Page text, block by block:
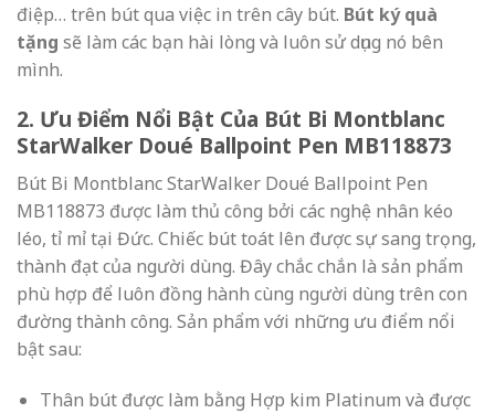
điệp… trên bút qua việc in trên cây bút. Bút ký quà
tặng sẽ làm các bạn hài lòng và luôn sử dụng nó bên
mình.
2. Ưu Điểm Nổi Bật Của Bút Bi Montblanc
StarWalker Doué Ballpoint Pen MB118873
Bút Bi Montblanc StarWalker Doué Ballpoint Pen
MB118873 được làm thủ công bởi các nghệ nhân kéo
léo, tỉ mỉ tại Đức. Chiếc bút toát lên được sự sang trọng,
thành đạt của người dùng. Đây chắc chắn là sản phẩm
phù hợp để luôn đồng hành cùng người dùng trên con
đường thành công. Sản phẩm với những ưu điểm nổi
bật sau:
Thân bút được làm bằng Hợp kim Platinum và được